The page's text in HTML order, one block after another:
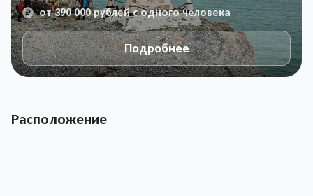
от 390 000 рублей с одного человека
Подробнее
Расположение